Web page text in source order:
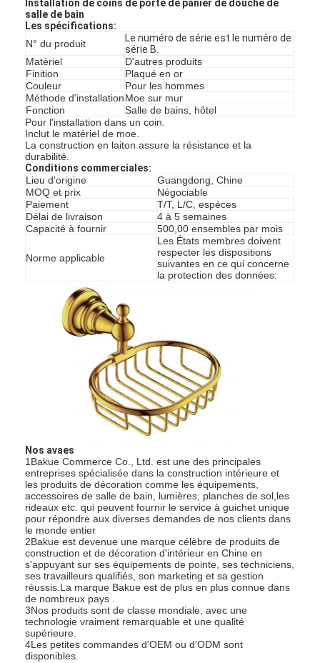
Installation de coins de porte de panier de douche de
salle de bain
Les spécifications:
N° du produit
Le numéro de série est le numéro de
série B.
Matériel
D'autres produits
Finition
Plaqué en or
Couleur
Pour les hommes
Méthode d'installationMoe sur mur
Fonction
Salle de bains, hôtel
Pour l'installation dans un coin.
Inclut le matériel de moe.
La construction en laiton assure la résistance et la
durabilité.
Conditions commerciales:
Lieu d'origine
Guangdong, Chine
MOQ et prix
Négociable
Paiement
T/T, L/C, espèces
Délai de livraison
4 à 5 semaines
Capacité à fournir
500,00 ensembles par mois
Norme applicable
Les États membres doivent
respecter les dispositions
suivantes en ce qui concerne
la protection des données:
Nos avaes
1Bakue Commerce Co., Ltd. est une des principales
entreprises spécialisée dans la construction intérieure et
les produits de décoration comme les équipements,
accessoires de salle de bain, lumières, planches de sol,les
rideaux etc. qui peuvent fournir le service à guichet unique
pour répondre aux diverses demandes de nos clients dans
le monde entier
2Bakue est devenue une marque célèbre de produits de
construction et de décoration d'intérieur en Chine en
s'appuyant sur ses équipements de pointe, ses techniciens,
ses travailleurs qualifiés, son marketing et sa gestion
réussis.La marque Bakue est de plus en plus connue dans
de nombreux pays .
3Nos produits sont de classe mondiale, avec une
technologie vraiment remarquable et une qualité
supérieure.
4Les petites commandes d'OEM ou d'ODM sont
disponibles.